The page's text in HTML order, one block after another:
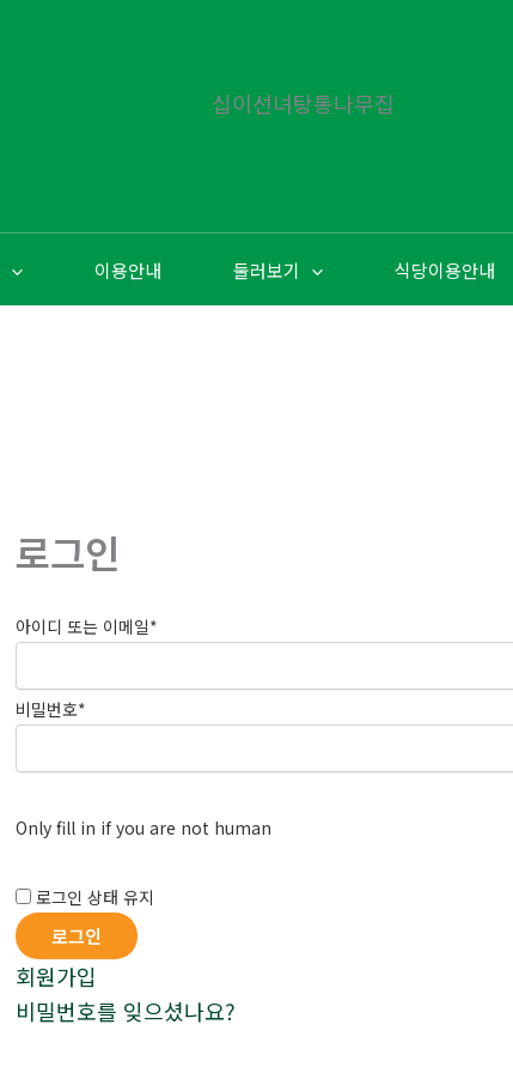
십이선녀탕통나무집
이용안내 둘러보기 식당이용안내
로그인
아이디 또는 이메일*
비밀번호*
Only fill in if you are not human
로그인 상태 유지
회원가입
비밀번호를 잊으셨나요?